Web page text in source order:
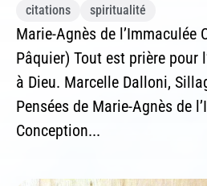
citations spiritualité
Marie-Agnès de l’Immaculée
Pâquier) Tout est prière pour
à Dieu. Marcelle Dalloni,
Pensées de Marie-Agnès de
Conception...